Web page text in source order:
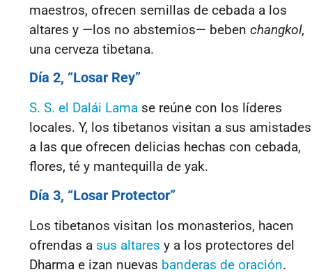
maestros, ofrecen semillas de cebada a los
altares y —los no abstemios— beben changkol,
una cerveza tibetana.
Día 2, “Losar Rey”
S. S. el Dalái Lama se reúne con los líderes
locales. Y, los tibetanos visitan a sus amistades
a las que ofrecen delicias hechas con cebada,
flores, té y mantequilla de yak.
Día 3, “Losar Protector”
Los tibetanos visitan los monasterios, hacen
ofrendas a sus altares y a los protectores del
Dharma e izan nuevas banderas de oración.